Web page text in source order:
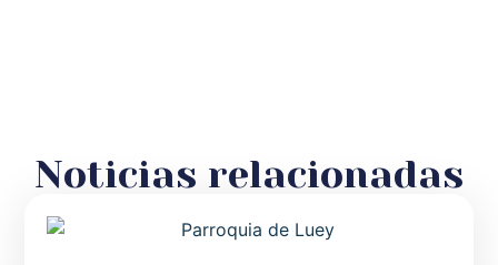
Noticias relacionadas